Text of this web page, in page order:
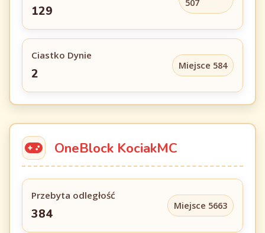
129
507
Ciastko Dynie
2
Miejsce 584
OneBlock KociakMC
Przebyta odległość
384
Miejsce 5663